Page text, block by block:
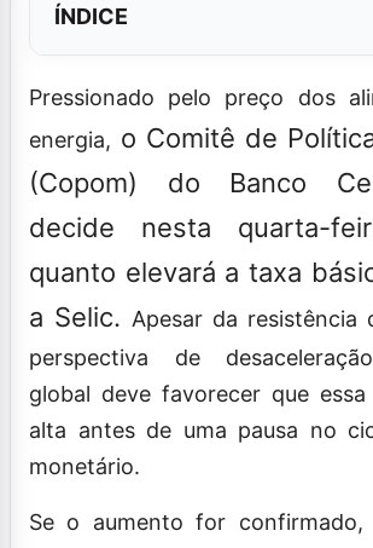
ÍNDICE
Pressionado pelo preço dos
energia, o Comitê de
(Copom) do Banco
decide nesta quarta-
quanto elevará a taxa
a Selic. Apesar da resistência
perspectiva de
global deve favorecer que
alta antes de uma pausa no
monetário.
Se o aumento for confirmado,